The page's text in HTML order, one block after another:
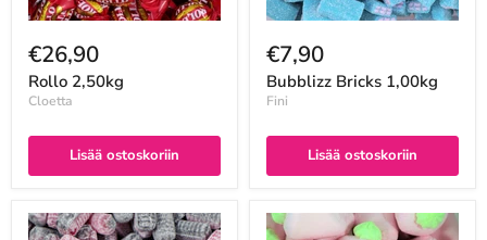
€26,90
Rollo 2,50kg
Cloetta
Lisää ostoskoriin
€7,90
Bubblizz Bricks 1,00kg
Fini
Lisää ostoskoriin